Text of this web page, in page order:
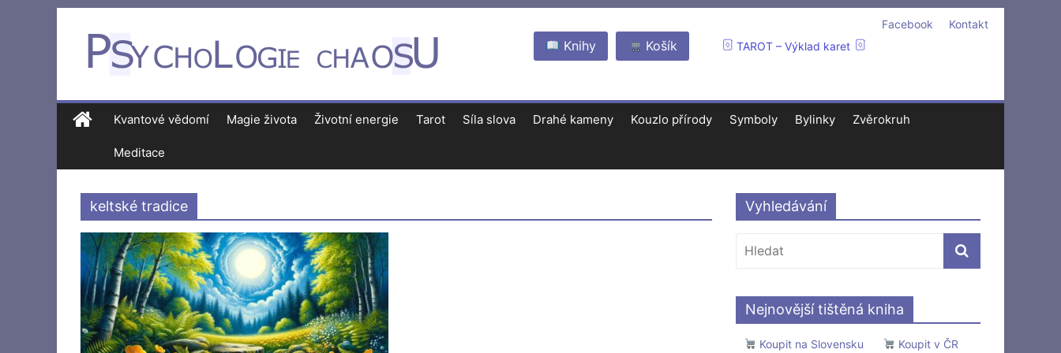
Kontakt
Facebook
TAROT – Výklad karet
Košík
Knihy
Kvantové vědomí Magie života Životní energie Tarot Síla slova Drahé kameny Kouzlo přírody Symboly Bylinky Zvěrokruh
Meditace
keltské tradice Vyhledávání
Nejnovější tištěná kniha
Koupit na Slovensku Koupit v ČR